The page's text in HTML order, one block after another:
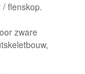
/ flenskop.
zware